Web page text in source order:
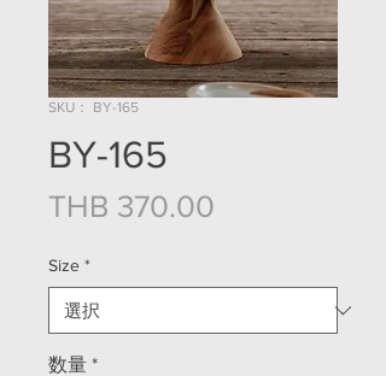
SKU： BY-165
BY-165
THB 370.00
Size *
数量 *